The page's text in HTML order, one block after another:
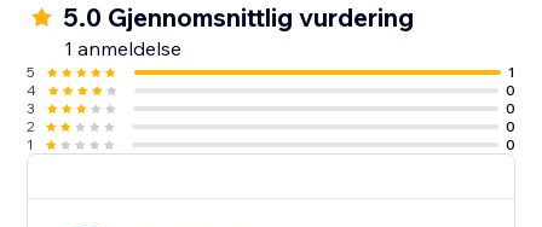
5.0 Gjennomsnittlig vurdering
1 anmeldelse
5
1
4
0
3
0
2
0
1
0